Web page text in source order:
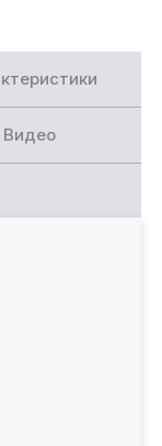
Видео